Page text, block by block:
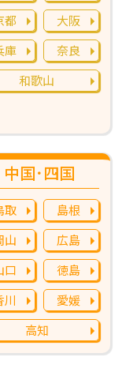
中国･四国
取
島根
山
広島
口
徳島
川
愛媛
高知
都
大阪
庫
奈良
和歌山